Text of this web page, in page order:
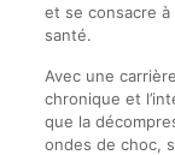
et se consacre à
santé.
Avec une
chronique et
que la
ondes de choc,